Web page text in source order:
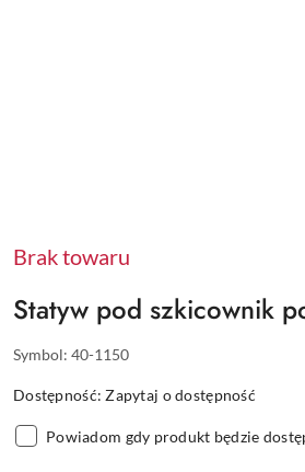
Brak towaru
Statyw pod szkicownik
Symbol: 40-1150
Dostępność:Zapytaj o dostępność
Powiadom gdy produkt będzie